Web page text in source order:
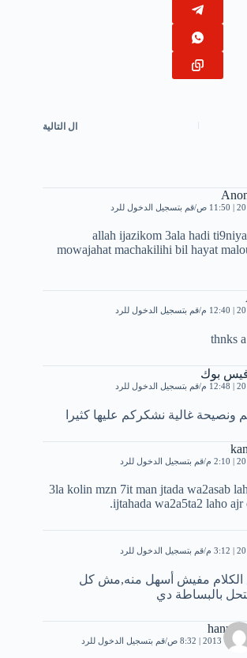
ال التالية
قم بتسجيل الدخول للرد
allah ijazikom 3ala hadi
mowajahat machakilihi bil hayat
قم بتسجيل الدخول للرد
بوك
قم بتسجيل الدخول للرد
ونصيحة غالية نشكركم عليها كثيرا
قم بتسجيل الدخول للرد
3la kolin mzn 7it man jtada wa2asab
ijtahada wa2a5ta2 laho ajr
قم بتسجيل الدخول للرد
الكلام مفيش أسهل منه,مش كل
بالبساطة دي
hany
قم بتسجيل الدخول للرد